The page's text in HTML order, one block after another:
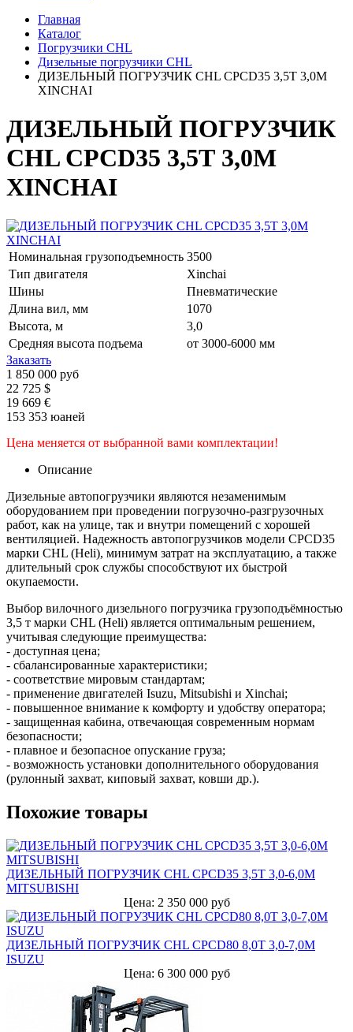
Главная
Каталог
Погрузчики CHL
Дизельные погрузчики CHL
ДИЗЕЛЬНЫЙ ПОГРУЗЧИК CHL CPCD35 3,5Т 3,0М
XINCHAI
ДИЗЕЛЬНЫЙ ПОГРУЗЧИК
CHL CPCD35 3,5Т 3,0М
XINCHAI
Номинальная грузоподъемность 3500
Тип двигателя
Xinchai
Шины
Пневматические
Длина вил, мм
1070
Высота, м
3,0
Средняя высота подъема
от 3000-6000 мм
Заказать
1 850 000 руб
22 725 $
19 669 €
153 353 юаней
Цена меняется от выбранной вами комплектации!
Описание
Дизельные автопогрузчики являются незаменимым
оборудованием при проведении погрузочно-разгрузочных
работ, как на улице, так и внутри помещений с хорошей
вентиляцией. Надежность автопогрузчиков модели CPCD35
марки CHL (Heli), минимум затрат на эксплуатацию, а также
длительный срок службы способствуют их быстрой
окупаемости.
Выбор вилочного дизельного погрузчика грузоподъёмностью
3,5 т марки CHL (Heli) является оптимальным решением,
учитывая следующие преимущества:
- доступная цена;
- сбалансированные характеристики;
- соответствие мировым стандартам;
- применение двигателей Isuzu, Mitsubishi и Xinchai;
- повышенное внимание к комфорту и удобству оператора;
- защищенная кабина, отвечающая современным нормам
безопасности;
- плавное и безопасное опускание груза;
- возможность установки дополнительного оборудования
(рулонный захват, киповый захват, ковши др.).
Похожие товары
ДИЗЕЛЬНЫЙ ПОГРУЗЧИК CHL CPCD35 3,5Т 3,0-6,0М
MITSUBISHI
Цена: 2 350 000 руб
ДИЗЕЛЬНЫЙ ПОГРУЗЧИК CHL CPCD80 8,0Т 3,0-7,0М
ISUZU
Цена: 6 300 000 руб